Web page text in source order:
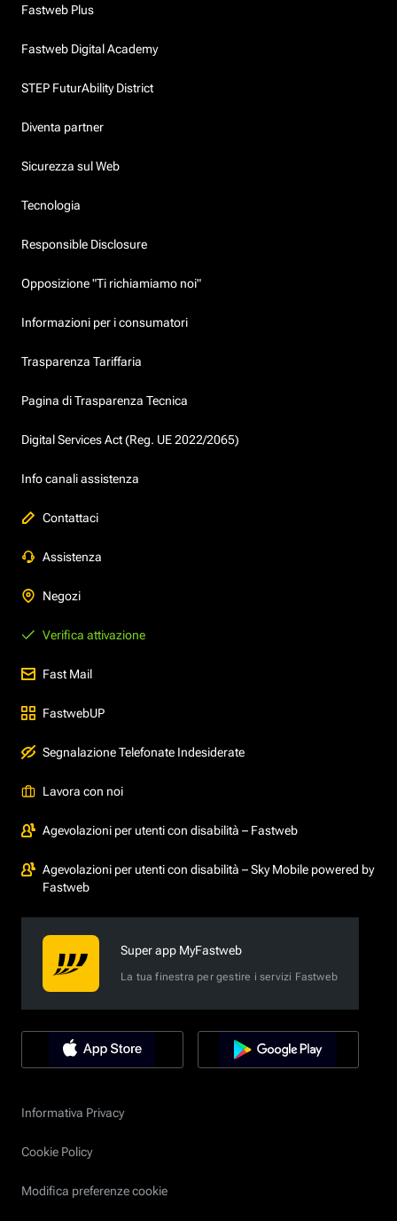
Fastweb Plus
Fastweb Digital Academy
STEP FuturAbility District
Diventa partner
Sicurezza sul Web
Tecnologia
Responsible Disclosure
Opposizione "Ti richiamiamo noi"
Informazioni per i consumatori
Trasparenza Tariffaria
Pagina di Trasparenza Tecnica
Digital Services Act (Reg. UE 2022/2065)
Info canali assistenza
Contattaci
Assistenza
Negozi
Verifica attivazione
Fast Mail
FastwebUP
Segnalazione Telefonate Indesiderate
Lavora con noi
Agevolazioni per utenti con disabilità – Fastweb
Agevolazioni per utenti con disabilità – Sky Mobile powered by
Fastweb
Super app MyFastweb
La tua finestra per gestire i servizi Fastweb
Informativa Privacy
Cookie Policy
Modifica preferenze cookie